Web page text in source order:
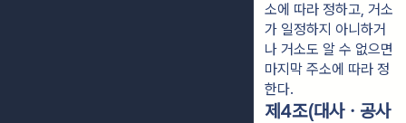
소에 따라 정하고, 거소
가 일정하지 아니하거
나 거소도 알 수 없으면
마지막 주소에 따라 정
한다.
제4조(대사ㆍ공사